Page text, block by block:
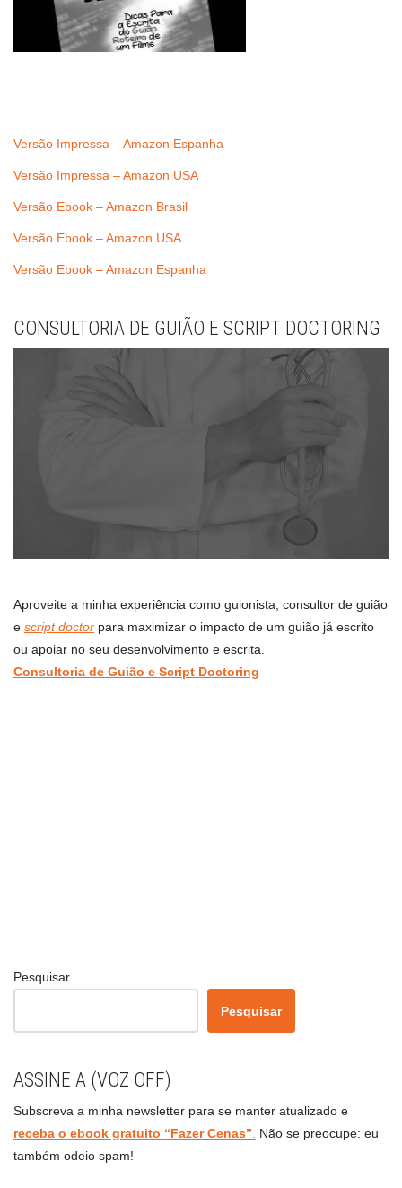
Versão Impressa – Amazon Espanha
Versão Impressa – Amazon USA
Versão Ebook – Amazon Brasil
Versão Ebook – Amazon USA
Versão Ebook – Amazon Espanha
CONSULTORIA DE GUIÃO E SCRIPT DOCTORING
Aproveite a minha experiência como guionista, consultor de guião
e script doctor para maximizar o impacto de um guião já escrito
ou apoiar no seu desenvolvimento e escrita.
Consultoria de Guião e Script Doctoring
Pesquisar
Pesquisar
ASSINE A (VOZ OFF)
Subscreva a minha newsletter para se manter atualizado e
receba o ebook gratuito “Fazer Cenas”
Não se preocupe: eu
também odeio spam!